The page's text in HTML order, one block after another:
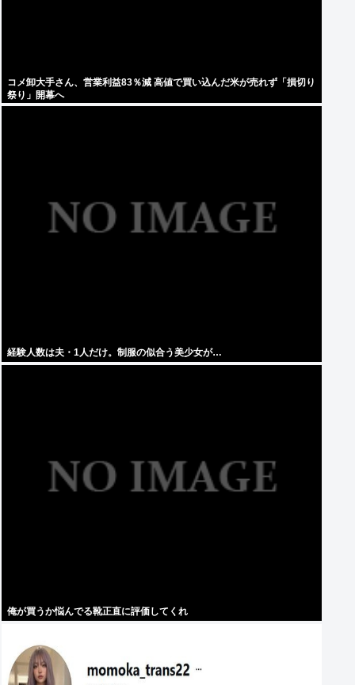
コメ卸大手さん、営業利益83％減 高値で買い込んだ米が売れず「損切り
祭り」開幕へ
経験人数は夫・1人だけ。制服の似合う美少女が…
俺が買うか悩んでる靴正直に評価してくれ